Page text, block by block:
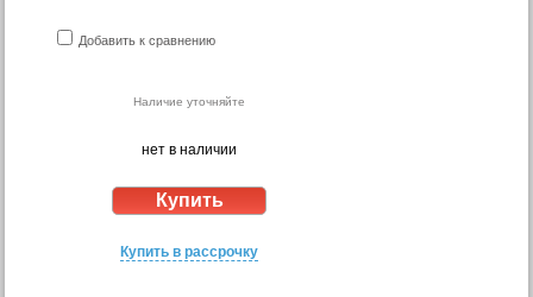
Добавить к сравнению
Наличие уточняйте
нет в наличии
Купить в рассрочку